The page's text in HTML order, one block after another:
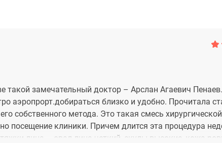
замечательный доктор – Арслан Агаевич
аэропрорт.добираться близко и удобно. Прочитала
собственного метода. Это такая смесь
посещение клиники. Причем длится эта процедура
лица – овал лица четкий, скулы высокие, кожа